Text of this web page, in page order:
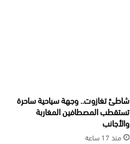
شاطئ تغازوت.. وجهة سياحية ساحرة
تستقطب المصطافين المغاربة
والأجانب
منذ 17 ساعة